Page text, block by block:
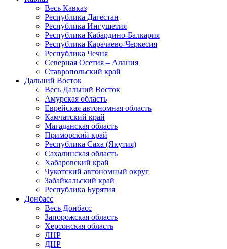
Весь Кавказ
Республика Дагестан
Республика Ингушетия
Республика Кабардино-Балкария
Республика Карачаево-Черкесия
Республика Чечня
Северная Осетия – Алания
Ставропольский край
Дальний Восток
Весь Дальний Восток
Амурская область
Еврейская автономная область
Камчатский край
Магаданская область
Приморский край
Республика Саха (Якутия)
Сахалинская область
Хабаровский край
Чукотский автономный округ
Забайкальский край
Республика Бурятия
Донбасс
Весь Донбасс
Запорожская область
Херсонская область
ЛНР
ДНР